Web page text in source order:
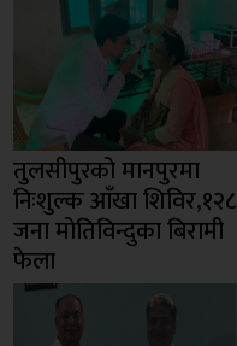
तुलसीपुरको मानपुरमा
निःशुल्क आँखा शिविर,१२८
जना मोतिविन्दुका बिरामी
फेला